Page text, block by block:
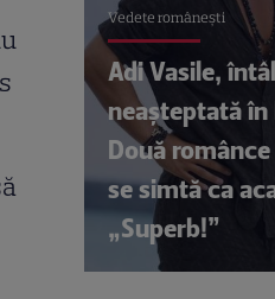
Vedete româneşti
Adi Vasile,
neașteptată în
Două
se simtă ca
„Superb!”